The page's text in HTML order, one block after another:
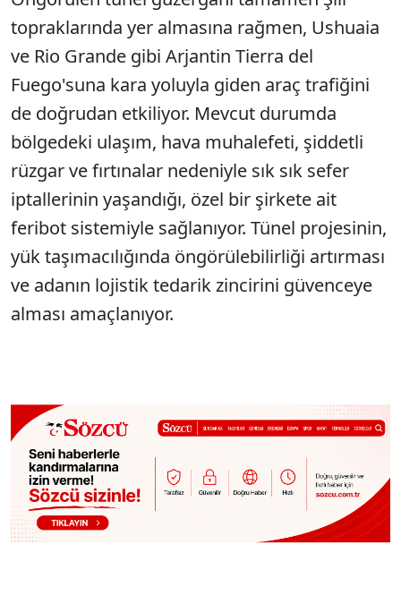
topraklarında yer almasına rağmen, Ushuaia
ve Rio Grande gibi Arjantin Tierra del
Fuego'suna kara yoluyla giden araç trafiğini
de doğrudan etkiliyor. Mevcut durumda
bölgedeki ulaşım, hava muhalefeti, şiddetli
rüzgar ve fırtınalar nedeniyle sık sık sefer
iptallerinin yaşandığı, özel bir şirkete ait
feribot sistemiyle sağlanıyor. Tünel projesinin,
yük taşımacılığında öngörülebilirliği artırması
ve adanın lojistik tedarik zincirini güvenceye
alması amaçlanıyor.